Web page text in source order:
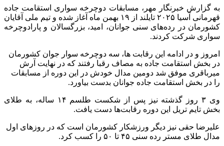
به گزارش خبرنگار مهر، مسابقات دوچرخه سواری استقامت جاده
قهرمانی آسیا ۲۰۲۵ تایلند از ۱۹ بهمن ماه آغاز شده و تیم ملی آقایان
کشورمان در رده‌های سنی جوانان، امید، بزرگسالان و پارادوچرخه
سواری شرکت کردند.
امروز و در ادامه این رقابت ها، سه دوچرخه سوار جوان کشورمان
در بخش استقامت جاده به مصاف رقبا رفتند که در نهایت آرش
میرباقری موفق شد دومین مدال خودش در این دوره از مسابقات
را در بخش استقامت جاده جوانان بدست بیاورد.
وی ۳ روز گذشته نیز پس از شکست طلسم ۱۴ ساله، به طلای
بخش تایم تریل این دوره رقابت‌ها دست یافت.
علیرضا حقی نیز دیگر ورزشکار کشورمان است که در روزهای اول
مدال طلای مستر رده سنی ۴۵ تا ۵۰ را کسب کرد.